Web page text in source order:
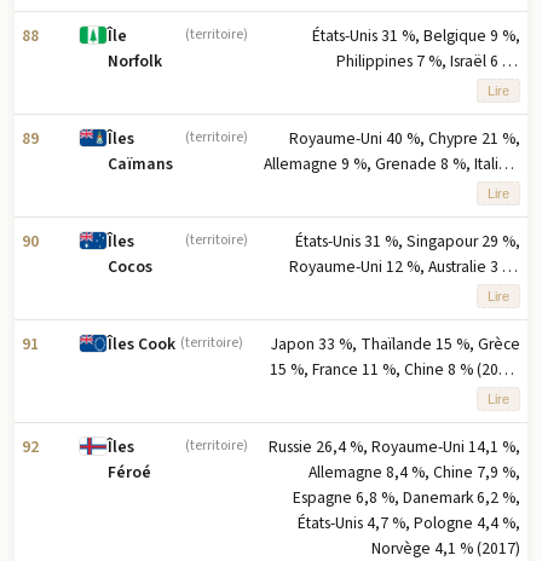
88
Île
Norfolk
(territoire)
États-Unis 31 %, Belgique 9 %,
Philippines 7 %, Israël 6 %,
Singapour 6 % (2023) note : cinq
principaux partenaires à l'exportation
selon la part en pourcentage des
exportations
Lire
89
Îles
Caïmans
(territoire)
Royaume-Uni 40 %, Chypre 21 %,
Allemagne 9 %, Grenade 8 %, Italie 5
% (2023) note : cinq principaux
partenaires à l'exportation selon le
pourcentage des exportations
Lire
90
Îles
Cocos
(territoire)
États-Unis 31 %, Singapour 29 %,
Royaume-Uni 12 %, Australie 3 %,
Brésil 3 % (2023) note : cinq
principaux partenaires à l'exportation
selon la part en pourcentage des
exportations
Lire
91 Îles Cook (territoire)
Japon 33 %, Thaïlande 15 %, Grèce
15 %, France 11 %, Chine 8 % (2023)
note : cinq principaux partenaires à
l'exportation basés sur le
pourcentage des exportations
Lire
92
Îles
Féroé
(territoire)
Russie 26,4 %, Royaume-Uni 14,1 %,
Allemagne 8,4 %, Chine 7,9 %,
Espagne 6,8 %, Danemark 6,2 %,
États-Unis 4,7 %, Pologne 4,4 %,
Norvège 4,1 % (2017)